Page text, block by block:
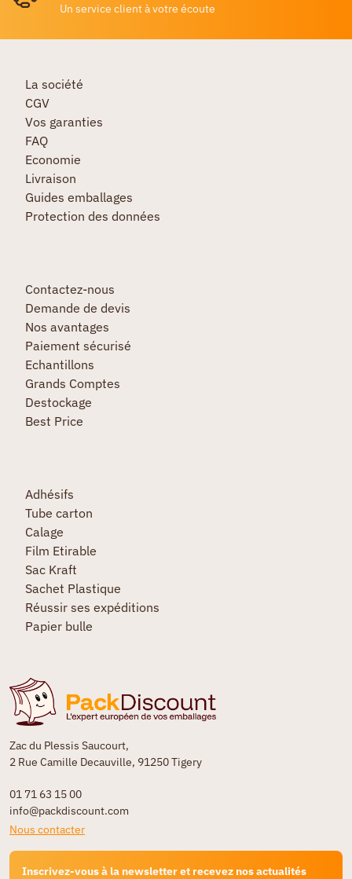
Un service client à votre écoute
Zac du Plessis Saucourt,
2 Rue Camille Decauville, 91250 Tigery
01 71 63 15 00
info@packdiscount.com
Nous contacter
Inscrivez-vous à la newsletter et recevez nos actualités
La société
CGV
Vos garanties
FAQ
Economie
Livraison
Guides emballages
Protection des données
Contactez-nous
Demande de devis
Nos avantages
Paiement sécurisé
Echantillons
Grands Comptes
Destockage
Best Price
Adhésifs
Tube carton
Calage
Film Etirable
Sac Kraft
Sachet Plastique
Réussir ses expéditions
Papier bulle